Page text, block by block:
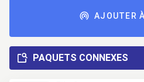
AJOUTER
PAQUETS CONNEXES